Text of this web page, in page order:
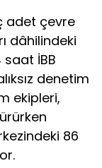
adet çevre
dâhilindeki
İBB
denetim
ekipleri,
86